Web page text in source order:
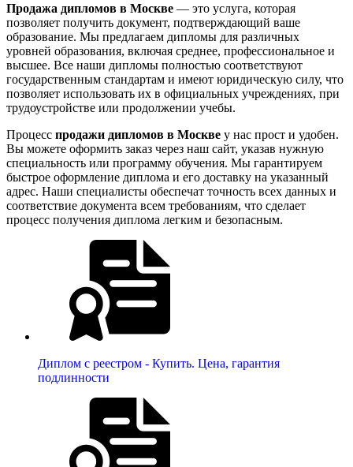
Продажа дипломов в Москве — это услуга, которая
позволяет получить документ, подтверждающий ваше
образование. Мы предлагаем дипломы для различных
уровней образования, включая среднее, профессиональное и
высшее. Все наши дипломы полностью соответствуют
государственным стандартам и имеют юридическую силу, что
позволяет использовать их в официальных учреждениях, при
трудоустройстве или продолжении учебы.
Процесс продажи дипломов в Москве у нас прост и удобен.
Вы можете оформить заказ через наш сайт, указав нужную
специальность или программу обучения. Мы гарантируем
быстрое оформление диплома и его доставку на указанный
адрес. Наши специалисты обеспечат точность всех данных и
соответствие документа всем требованиям, что сделает
процесс получения диплома легким и безопасным.
Диплом с реестром - Купить. Цена, гарантия
подлинности